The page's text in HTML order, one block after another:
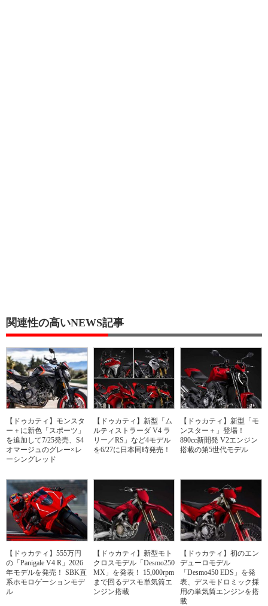
関連性の高いNEWS記事
【ドゥカティ】モンスタ
ー＋に新色「スポーツ」
を追加して7/25発売、S4
オマージュのグレー×レ
ーシングレッド
【ドゥカティ】新型「ム
ルティストラーダ V4 ラ
リー／RS」など4モデル
を6/27に日本同時発売！
【ドゥカティ】新型「モ
ンスター＋」登場！
890cc新開発 V2エンジン
搭載の第5世代モデル
【ドゥカティ】555万円
の「Panigale V4 R」2026
年モデルを発売！ SBK直
系ホモロゲーションモデ
ル
【ドゥカティ】新型モト
クロスモデル「Desmo250
MX」を発表！ 15,000rpm
まで回るデスモ単気筒エ
ンジン搭載
【ドゥカティ】初のエン
デューロモデル
「Desmo450 EDS」を発
表、デスモドロミック採
用の単気筒エンジンを搭
載